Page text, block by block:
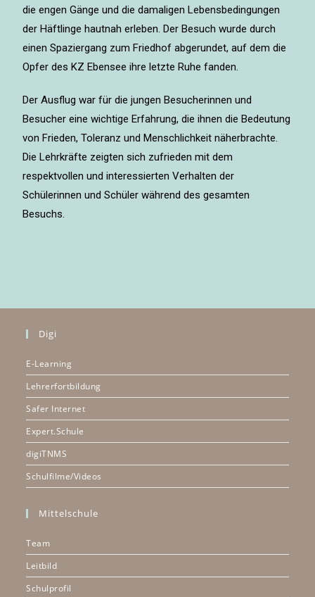
die engen Gänge und die damaligen Lebensbedingungen
der Häftlinge hautnah erleben. Der Besuch wurde durch
einen Spaziergang zum Friedhof abgerundet, auf dem die
Opfer des KZ Ebensee ihre letzte Ruhe fanden.
Der Ausflug war für die jungen Besucherinnen und
Besucher eine wichtige Erfahrung, die ihnen die Bedeutung
von Frieden, Toleranz und Menschlichkeit näherbrachte.
Die Lehrkräfte zeigten sich zufrieden mit dem
respektvollen und interessierten Verhalten der
Schülerinnen und Schüler während des gesamten
Besuchs.
Digi
E-Learning
Lehrerfortbildung
Safer Internet
Expert.Schule
digiTNMS
Schulfilme/Videos
Mittelschule
Team
Leitbild
Schulprofil